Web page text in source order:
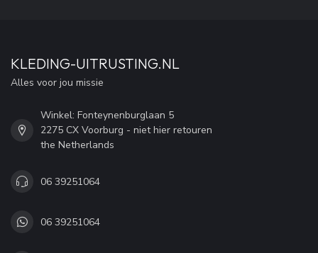
KLEDING-UITRUSTING.NL
Alles voor jou missie
Winkel: Fonteynenburglaan 5
2275 CX Voorburg - niet hier retouren
the Netherlands
06 39251064
06 39251064